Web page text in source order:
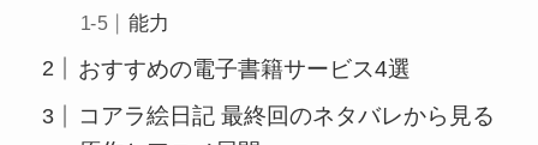
能力
おすすめの電子書籍サービス4選
コアラ絵日記 最終回のネタバレから見る